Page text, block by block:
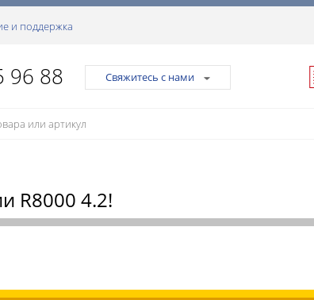
и поддержка
96 88 Свяжитесь с нами
R8000 4.2!